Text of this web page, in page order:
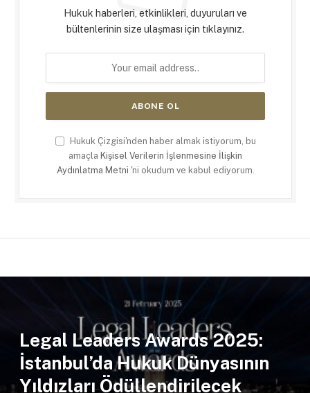
Hukuk haberleri, etkinlikleri, duyuruları ve
bültenlerinin size ulaşması için tıklayınız.
Hukuk Çizgisi'nden haber almak istiyorum, bu
amaçla Kişisel Verilerin İşlenmesine İlişkin
Aydınlatma Metni 'ni okudum ve kabul ediyorum.
Legal Leaders Awards 2025:
İstanbul’da Hukuk Dünyasının
Yıldızları Ödüllendirilecek